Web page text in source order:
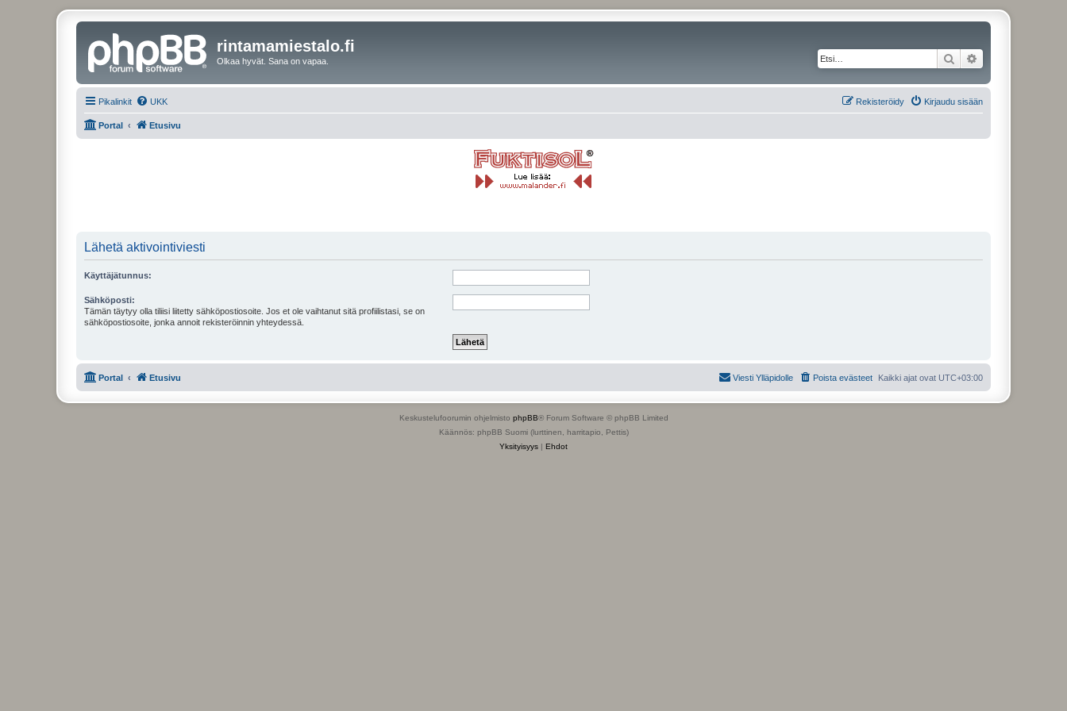
rintamamiestalo.fi
Olkaa hyvät. Sana on vapaa. Etsi
Pikalinkit UKK Kirjaudu sisään
Rekisteröidy
Portal Etusivu
Lähetä aktivointiviesti
Käyttäjätunnus:
Sähköposti:
Tämän täytyy olla tiliisi liitetty sähköpostiosoite. Jos et ole vaihtanut sitä profiilistasi, se on
sähköpostiosoite, jonka annoit rekisteröinnin yhteydessä.
Portal Etusivu Kaikki ajat ovat UTC+03:00
Poista evästeet
Viesti Ylläpidolle
Keskustelufoorumin ohjelmisto phpBB® Forum Software © phpBB Limited
Käännös: phpBB Suomi (lurttinen, harritapio, Pettis)
Yksityisyys | Ehdot